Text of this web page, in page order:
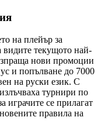
на плейър за
видите текущото най-
нови промоции
и попълване до 7000
на руски език. С
турнири по
играчите се прилагат
правила на